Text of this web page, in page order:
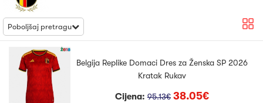
Poboljšaj pretragu
Belgija Replike Domaci Dres za Ženska SP 2026
Kratak Rukav
Cijena:95.13€ 38.05€